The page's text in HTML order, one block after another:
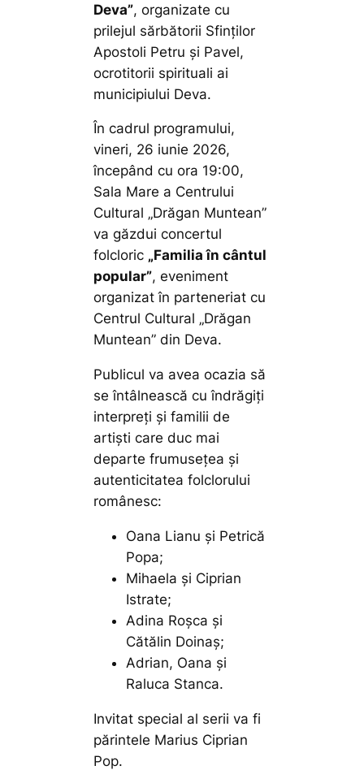
Deva”, organizate cu
prilejul sărbătorii Sfinților
Apostoli Petru și Pavel,
ocrotitorii spirituali ai
municipiului Deva.
În cadrul programului,
vineri, 26 iunie 2026,
începând cu ora 19:00,
Sala Mare a Centrului
Cultural „Drăgan Muntean”
va găzdui concertul
folcloric „Familia în cântul
popular”, eveniment
organizat în parteneriat cu
Centrul Cultural „Drăgan
Muntean” din Deva.
Publicul va avea ocazia să
se întâlnească cu îndrăgiți
interpreți și familii de
artiști care duc mai
departe frumusețea și
autenticitatea folclorului
românesc:
Oana Lianu și Petrică
Popa;
Mihaela și Ciprian
Istrate;
Adina Roșca și
Cătălin Doinaș;
Adrian, Oana și
Raluca Stanca.
Invitat special al serii va fi
părintele Marius Ciprian
Pop.